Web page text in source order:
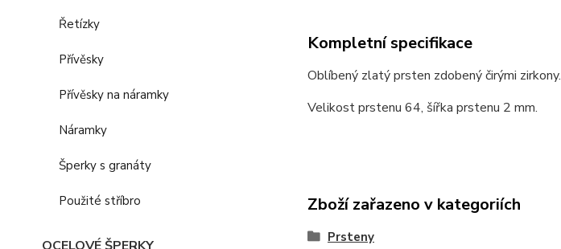
Řetízky
Přívěsky
Přívěsky na náramky
Náramky
Šperky s granáty
Použité stříbro
Kompletní specifikace
Oblíbený zlatý prsten zdobený čirými zirkony.
Velikost prstenu 64, šířka prstenu 2 mm.
Zboží zařazeno v kategoriích
Prsteny